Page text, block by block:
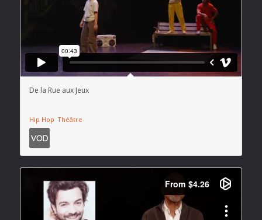
De la Rue aux Jeux
Hip Hop Théâtre